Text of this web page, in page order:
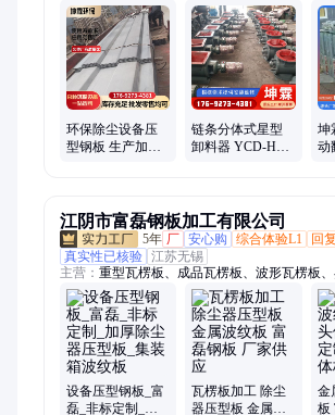
器、静电除尘器、钢厂配套除尘器、水泥厂专
尘器布袋、螺旋输送机、脉冲喷吹阀、电磁脉
机、工业除尘布袋、废气处理设备、湿试电除尘
环保除尘设备压
型钢板 生产加厚
链条分体式星型
卸料器 YCD-HX-
坤
动
江阴市富磊钢板加工有限公司
5年 厂 安心购 综合体验L1
回
真实性已核验 江苏无锡
主营： 重型瓦楞板、成品瓦楞板、波形瓦楞板、
水处理箱板、除尘瓦楞板、重载周转箱、厚板折
圆地方
设备压型钢板_富
磊_非标定制_加
瓦楞板加工 除尘
器压型板 金属波
金
板